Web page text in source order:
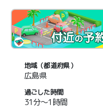
地域（都道府県）
広島県
過ごした時間
31分～1時間